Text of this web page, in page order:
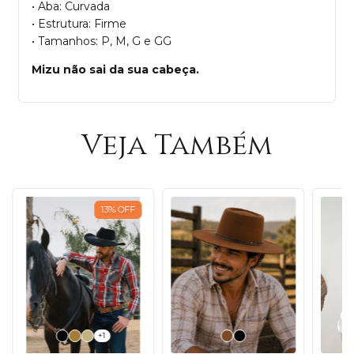
• Aba: Curvada
• Estrutura: Firme
• Tamanhos: P, M, G e GG
Mizu não sai da sua cabeça.
Veja Também
13%OFF
+1